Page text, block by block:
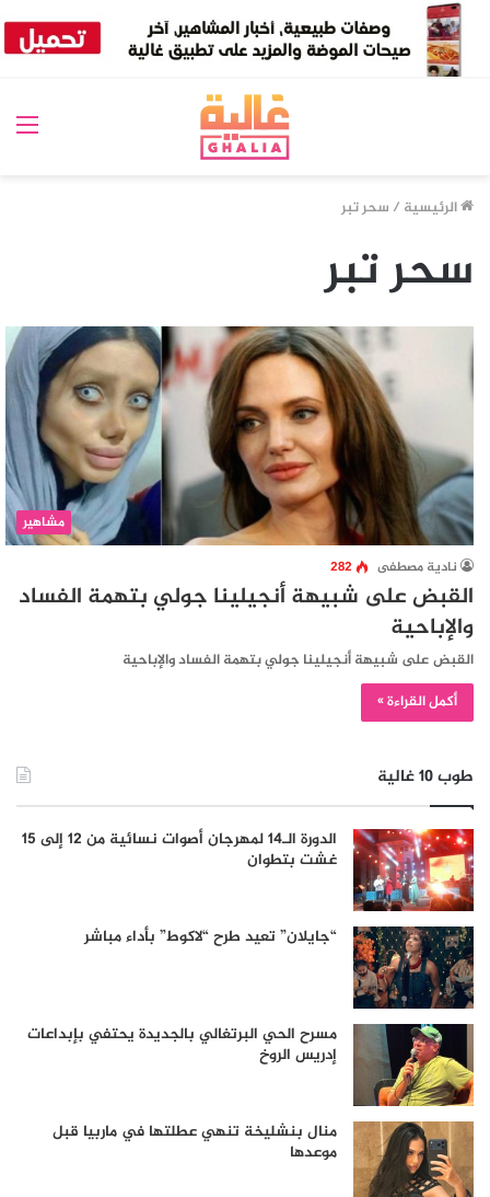
الرئيسية / سحر تبر
سحر تبر
مشاهير
نادية مصطفى 282
القبض على شبيهة أنجيلينا جولي بتهمة الفساد
والإباحية
القبض على شبيهة أنجيلينا جولي بتهمة الفساد والإباحية
أكمل القراءة »
طوب 10 غالية
الدورة الـ14 لمهرجان أصوات نسائية من 12 إلى 15
غشت بتطوان
“جايلان” تعيد طرح “لاكوط” بأداء مباشر
مسرح الحي البرتغالي بالجديدة يحتفي بإبداعات
إدريس الروخ
منال بنشليخة تنهي عطلتها في ماربيا قبل
موعدها